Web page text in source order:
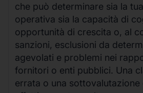
che può determinare sia la
operativa sia la capacità di
opportunità di crescita o, al
sanzioni, esclusioni da
agevolati e problemi nei
fornitori o enti pubblici. Una
errata o una sottovalutazione